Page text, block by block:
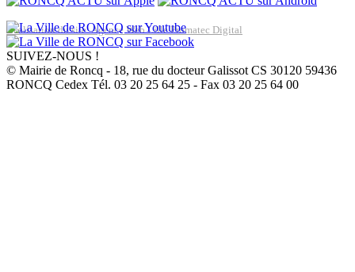
Réalisation du site: Agence Web Lille Promatec Digital
SUIVEZ-NOUS !
© Mairie de Roncq - 18, rue du docteur Galissot CS 30120 59436
RONCQ Cedex Tél. 03 20 25 64 25 - Fax 03 20 25 64 00